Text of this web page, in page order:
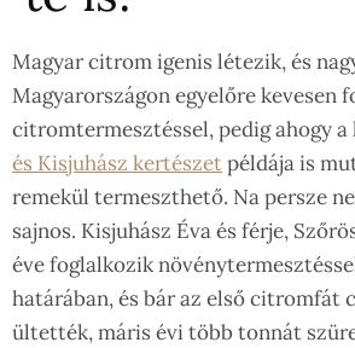
Magyar citrom igenis létezik, és
Magyarországon egyelőre kevesen
citromtermesztéssel, pedig ahogy a
és Kisjuhász kertészetpéldája is
remekül termeszthető. Na persze
sajnos. Kisjuhász Éva és férje,
éve foglalkozik
határában, és bár az első citromfát
ültették, máris évi több tonnát